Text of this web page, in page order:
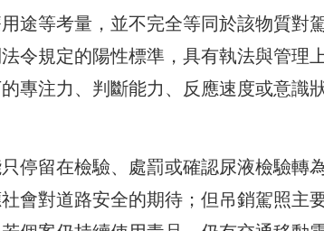
途等考量，並不完全等同於該物質對
令規定的陽性標準，具有執法與管理
專注力、判斷能力、反應速度或意識
停留在檢驗、處罰或確認尿液檢驗轉
會對道路安全的期待；但吊銷駕照主